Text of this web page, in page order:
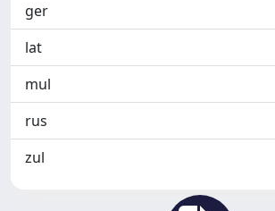
ger
lat
mul
rus
zul